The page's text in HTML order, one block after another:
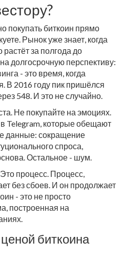
покупать биткоин прямо
Рынок уже знает, когда
за полгода до
долгосрочную перспективу:
- это время, когда
В 2016 году пик пришёлся
548. И это не случайно.
Не покупайте на эмоциях.
Telegram, которые обещают
данные: сокращение
спроса,
Остальное - шум.
процесс. Процесс,
без сбоев. И он продолжает
- это не просто
построенная на
биткоина